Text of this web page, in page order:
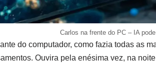
Carlos na frente do PC – IA
do computador, como fazia todas as
Ouvira pela enésima vez, na